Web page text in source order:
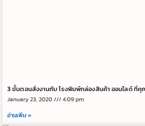
3 ขั้นตอนสั่งงานกับ โรงพิมพ์กล่องสินค้า ออนไลด์ ที่คุ
January 23, 2020
4:09 pm
อ่านเพิ่ม »